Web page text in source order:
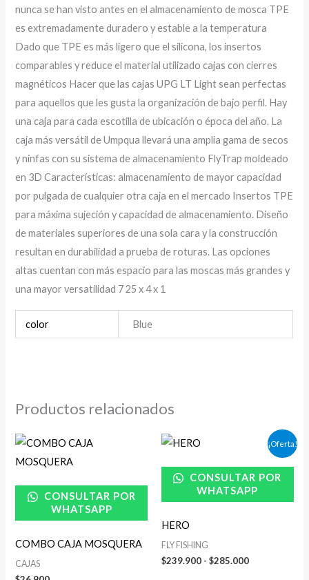
nunca se han visto antes en el almacenamiento de mosca TPE
es extremadamente duradero y estable a la temperatura
Dado que TPE es más ligero que el silicona, los insertos
comparables y reduce el material utilizado cajas con cierres
magnéticos Hacer que las cajas UPG LT Light sean perfectas
para aquellos que les gusta la organización de bajo perfil. Hay
una caja para cada escotilla de ubicación o época del año. La
caja más versátil de Umpqua llevará una amplia gama de secos
y ninfas con su sistema de almacenamiento FlyTrap moldeado
en 3D Características: almacenamiento de mayor capacidad
por pulgada de cualquier otra caja en el mercado Insertos TPE
para máxima sujeción y capacidad de almacenamiento. Diseño
de materiales superiores de una sola cara y la construcción
resultan en durabilidad a prueba de roturas. Las opciones
altas cuentan con más espacio para las moscas más grandes y
una mayor versatilidad 7 25 x 4 x 1
color Blue
Productos relacionados
CONSULTAR POR
WHATSAPP
COMBO CAJA MOSQUERA
CAJAS
¡Oferta!
CONSULTAR POR
WHATSAPP
HERO
FLY FISHING
$239.900 - $285.000
Rango
precios:
desde
$239.900
hasta